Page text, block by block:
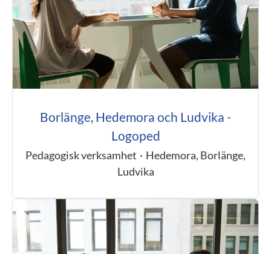
Borlänge, Hedemora och Ludvika -
Logoped
Pedagogisk verksamhet · Hedemora, Borlänge,
Ludvika